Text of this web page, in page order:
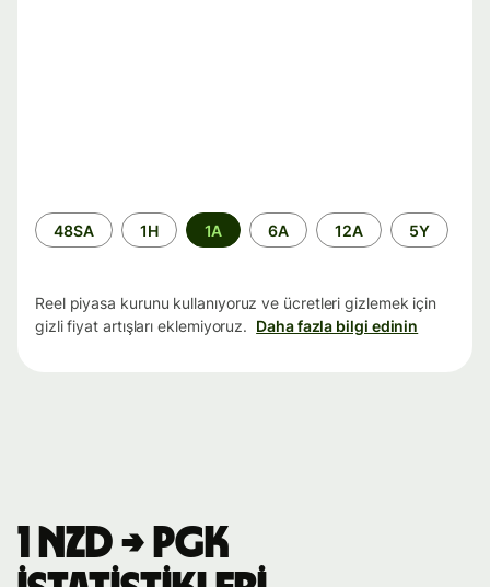
Zaman
aralığı
48SA 1H 1A 6A 12A 5Y
Reel piyasa kurunu kullanıyoruz ve ücretleri gizlemek için
gizli fiyat artışları eklemiyoruz. Daha fazla bilgi edinin
1 NZD → PGK